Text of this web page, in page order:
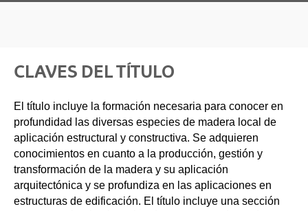
CLAVES DEL TÍTULO
El título incluye la formación necesaria para conocer en
profundidad las diversas especies de madera local de
aplicación estructural y constructiva. Se adquieren
conocimientos en cuanto a la producción, gestión y
transformación de la madera y su aplicación
arquitectónica y se profundiza en las aplicaciones en
estructuras de edificación. El título incluye una sección